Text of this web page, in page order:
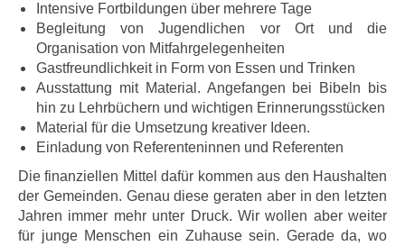
Intensive Fortbildungen über mehrere Tage
Begleitung von Jugendlichen vor Ort und die
Organisation von Mitfahrgelegenheiten
Gastfreundlichkeit in Form von Essen und Trinken
Ausstattung mit Material. Angefangen bei Bibeln bis
hin zu Lehrbüchern und wichtigen Erinnerungsstücken
Material für die Umsetzung kreativer Ideen.
Einladung von Referenteninnen und Referenten
Die finanziellen Mittel dafür kommen aus den Haushalten
der Gemeinden. Genau diese geraten aber in den letzten
Jahren immer mehr unter Druck. Wir wollen aber weiter
für junge Menschen ein Zuhause sein. Gerade da, wo